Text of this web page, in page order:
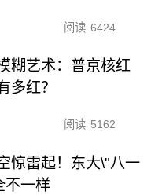
阅读 6424
糊艺术：普京核红
多红？
阅读 5162
惊雷起！东大\"八一
不一样